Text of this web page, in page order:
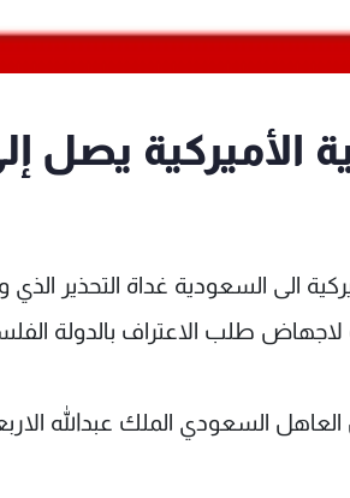
الأميركية يصل
الى السعودية غداة التحذير
لاجهاض طلب الاعتراف بالدولة
السعودي الملك عبدالله